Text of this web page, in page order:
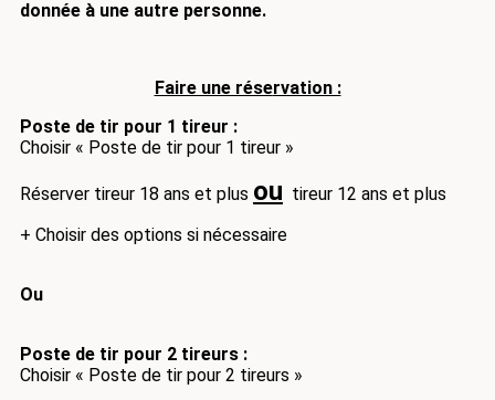
donnée à une autre personne.
Faire une réservation :
Poste de tir pour 1 tireur :
Choisir « Poste de tir pour 1 tireur »
Réserver tireur 18 ans et plus ou tireur 12 ans et plus
+ Choisir des options si nécessaire
Ou
Poste de tir pour 2 tireurs :
Choisir « Poste de tir pour 2 tireurs »